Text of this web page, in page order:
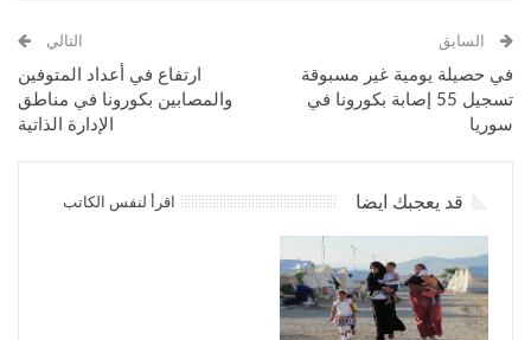
السابق
في حصيلة يومية غير مسبوقة
تسجيل 55 إصابة بكورونا في
سوريا
التالي
ارتفاع في أعداد المتوفين
والمصابين بكورونا في مناطق
الإدارة الذاتية
قد يعجبك ايضا اقرأ لنفس الكاتب